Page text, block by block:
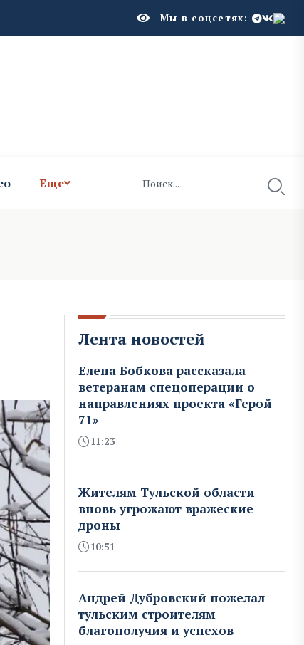
Мы в соцсетях:
Еще
Лента новостей
Елена Бобкова рассказала
ветеранам спецоперации о
направлениях проекта «Герой
71»
11:23
Жителям Тульской области
вновь угрожают вражеские
дроны
10:51
Андрей Дубровский пожелал
тульским строителям
благополучия и успехов